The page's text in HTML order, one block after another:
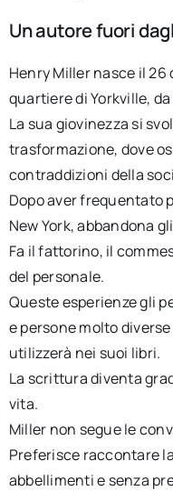
Un autore fuori
Henry Miller nasce il 26
quartiere di Yorkville,
La sua giovinezza si
trasformazione, dove
contraddizioni della
Dopo aver frequentato
New York, abbandona
Fa il fattorino, il
del personale.
Queste esperienze gli
e persone molto
utilizzerà nei suoi libri.
La scrittura diventa
vita.
Miller non segue le
Preferisce raccontare
abbellimenti e senza